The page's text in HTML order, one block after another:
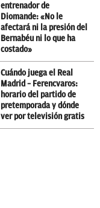
entrenador de
Diomande: «No le
afectará ni la presión del
Bernabéu ni lo que ha
costado»
Cuándo juega el Real
Madrid – Ferencvaros:
horario del partido de
pretemporada y dónde
ver por televisión gratis